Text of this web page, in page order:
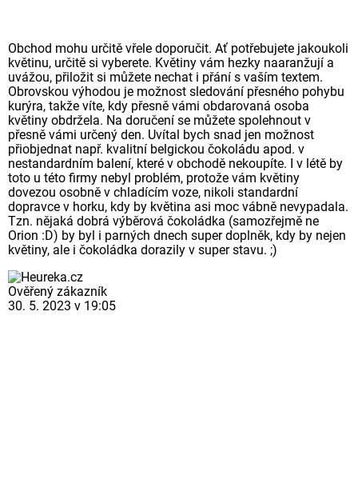
Obchod mohu určitě vřele doporučit. Ať potřebujete jakoukoli
květinu, určitě si vyberete. Květiny vám hezky naaranžují a
uvážou, přiložit si můžete nechat i přání s vaším textem.
Obrovskou výhodou je možnost sledování přesného pohybu
kurýra, takže víte, kdy přesně vámi obdarovaná osoba
květiny obdržela. Na doručení se můžete spolehnout v
přesně vámi určený den. Uvítal bych snad jen možnost
přiobjednat např. kvalitní belgickou čokoládu apod. v
nestandardním balení, které v obchodě nekoupíte. I v létě by
toto u této firmy nebyl problém, protože vám květiny
dovezou osobně v chladícím voze, nikoli standardní
dopravce v horku, kdy by květina asi moc vábně nevypadala.
Tzn. nějaká dobrá výběrová čokoládka (samozřejmě ne
Orion :D) by byl i parných dnech super doplněk, kdy by nejen
květiny, ale i čokoládka dorazily v super stavu. ;)
Ověřený zákazník
30. 5. 2023 v 19:05